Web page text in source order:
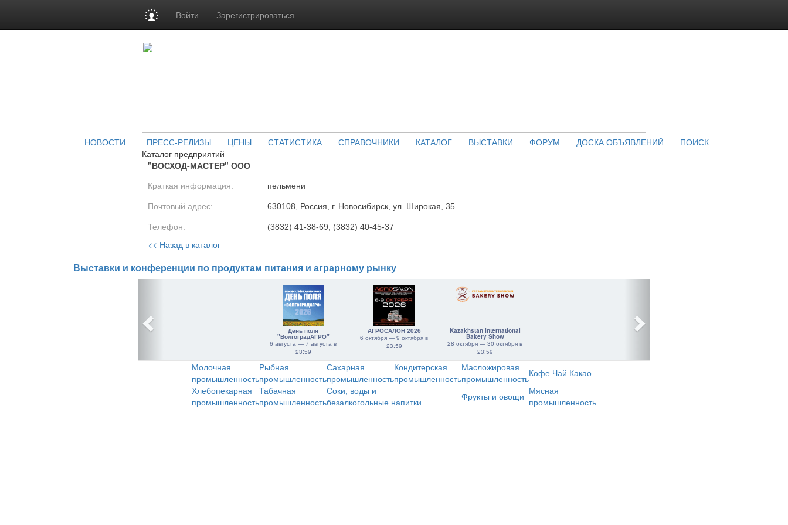
Войти Зарегистрироваться
НОВОСТИ ПРЕСС-РЕЛИЗЫ ЦЕНЫ СТАТИСТИКА СПРАВОЧНИКИ КАТАЛОГ ВЫСТАВКИ ФОРУМ ДОСКА ОБЪЯВЛЕНИЙ
ПОИСК
Каталог предприятий
"ВОСХОД-МАСТЕР" ООО
Краткая информация: пельмени
Почтовый адрес: 630108, Россия, г. Новосибирск, ул. Широкая, 35
Телефон: (3832) 41-38-69, (3832) 40-45-37
<< Назад в каталог
Выставки и конференции по продуктам питания и аграрному рынку
День поля
"ВолгоградАГРО"
6 августа — 7 августа в
23:59
АГРОСАЛОН 2026
6 октября — 9 октября в
23:59
Kazakhstan International
Bakery Show
28 октября — 30 октября в
23:59
Молочная
промышленность
Рыбная
промышленность
Сахарная
промышленность
Кондитерская
промышленность
Масложировая
промышленностьКофе Чай Какао
Хлебопекарная
промышленность
Табачная
промышленность
Соки, воды и
безалкогольные напитки
Фрукты и овощи Мясная
промышленность